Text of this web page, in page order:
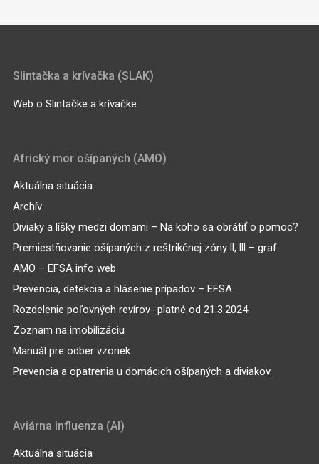
Slintačka a krívačka (SLAK)
Web o Slintačke a krívačke
Africký mor ošípaných (AMO)
Aktuálna situácia
Archív
Diviaky a líšky medzi domami – Na koho sa obrátiť o pomoc?
Premiestňovanie ošípaných z reštrikčnej zóny ll, lll – graf
AMO – EFSA info web
Prevencia, detekcia a hlásenie prípadov – EFSA
Rozdelenie poľovných revírov- platné od 21.3.2024
Zoznam na imobilizáciu
Manuál pre odber vzoriek
Prevencia a opatrenia u domácich ošípaných a diviakov
Aviárna influenza (AI)
Aktuálna situácia